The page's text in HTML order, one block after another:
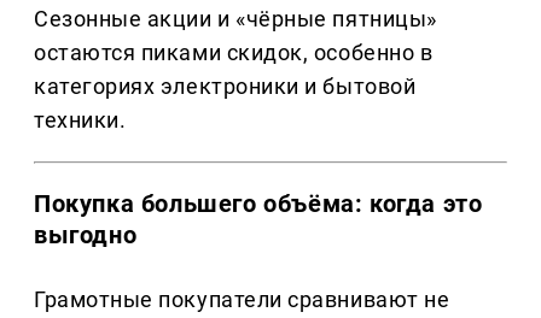
Сезонные акции и «чёрные пятницы»
остаются пиками скидок, особенно в
категориях электроники и бытовой
техники.
Покупка большего объёма: когда это
выгодно
Грамотные покупатели сравнивают не